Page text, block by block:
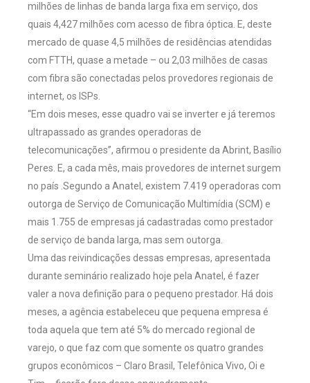
milhões de linhas de banda larga fixa em serviço, dos
quais 4,427 milhões com acesso de fibra óptica. E, deste
mercado de quase 4,5 milhões de residências atendidas
com FTTH, quase a metade – ou 2,03 milhões de casas
com fibra são conectadas pelos provedores regionais de
internet, os ISPs.
“Em dois meses, esse quadro vai se inverter e já teremos
ultrapassado as grandes operadoras de
telecomunicações”, afirmou o presidente da Abrint, Basílio
Peres. E, a cada mês, mais provedores de internet surgem
no país .Segundo a Anatel, existem 7.419 operadoras com
outorga de Serviço de Comunicação Multimídia (SCM) e
mais 1.755 de empresas já cadastradas como prestador
de serviço de banda larga, mas sem outorga.
Uma das reivindicações dessas empresas, apresentada
durante seminário realizado hoje pela Anatel, é fazer
valer a nova definição para o pequeno prestador. Há dois
meses, a agência estabeleceu que pequena empresa é
toda aquela que tem até 5% do mercado regional de
varejo, o que faz com que somente os quatro grandes
grupos econômicos – Claro Brasil, Telefônica Vivo, Oi e